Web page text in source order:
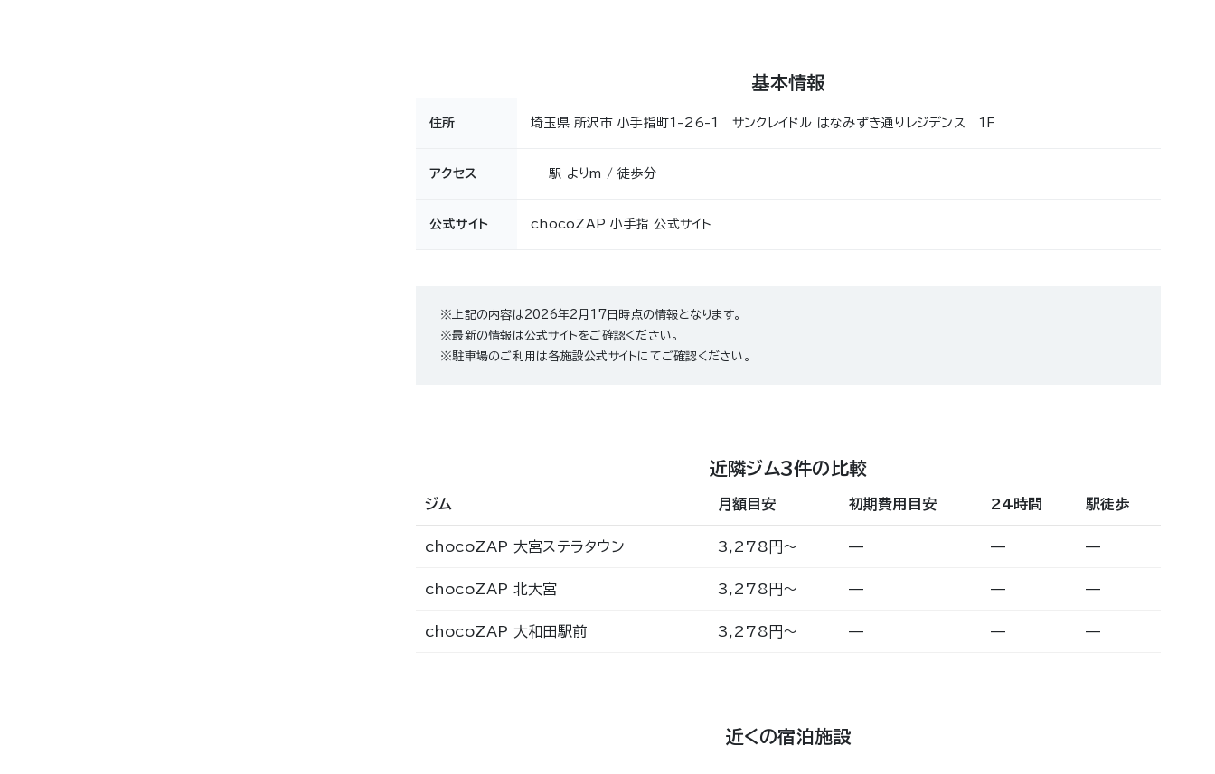
基本情報
住所 埼玉県 所沢市 小手指町1-26-1 サンクレイドル はなみずき通りレジデンス 1F
アクセス 駅 よりm / 徒歩分
公式サイト chocoZAP 小手指 公式サイト
※上記の内容は2026年2月17日時点の情報となります。
※最新の情報は公式サイトをご確認ください。
※駐車場のご利用は各施設公式サイトにてご確認ください。
近隣ジム3件の比較
ジム 月額目安 初期費用目安 24時間 駅徒歩
chocoZAP 大宮ステラタウン 3,278円〜 — — —
chocoZAP 北大宮 3,278円〜 — — —
chocoZAP 大和田駅前 3,278円〜 — — —
近くの宿泊施設